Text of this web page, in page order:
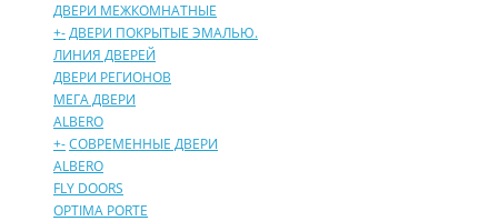
ДВЕРИ МЕЖКОМНАТНЫЕ
+-ДВЕРИ ПОКРЫТЫЕ ЭМАЛЬЮ.
ЛИНИЯ ДВЕРЕЙ
ДВЕРИ РЕГИОНОВ
МЕГА ДВЕРИ
ALBERO
+-СОВРЕМЕННЫЕ ДВЕРИ
ALBERO
FLY DOORS
OPTIMA PORTE